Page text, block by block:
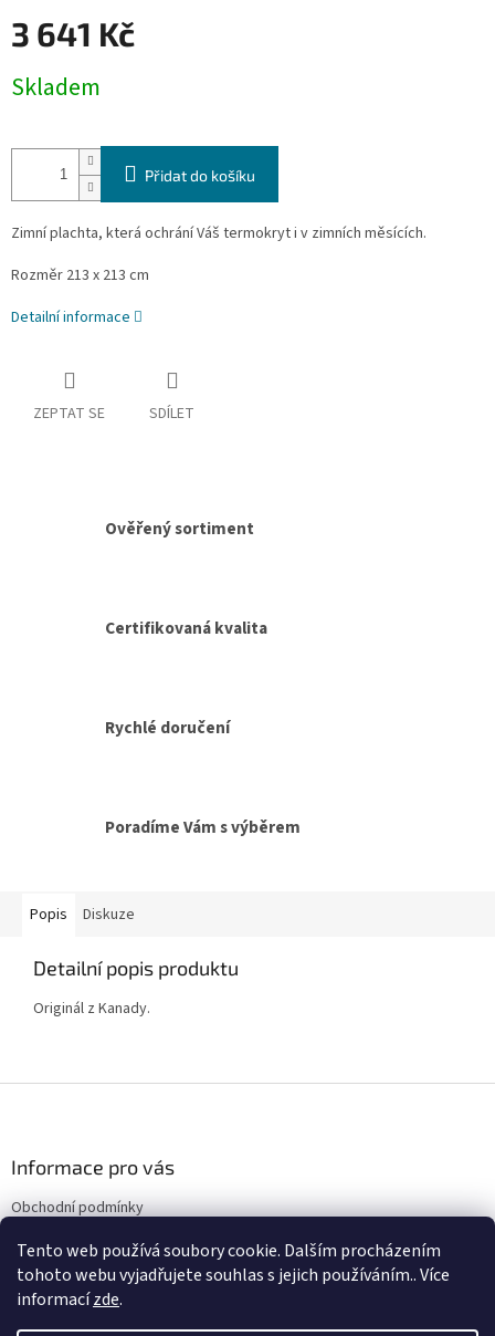
Tento web používá soubory cookie. Dalším procházením
tohoto webu vyjadřujete souhlas s jejich používáním.. Více
informacízde.
3 641 Kč
cena:
Skladem
Přidat do košíku
Zimní plachta, která ochrání Váš termokryt i v zimních měsících.
Rozměr 213 x 213 cm
Detailní informace
ZEPTAT SE SDÍLET
Ověřený sortiment
Certifikovaná kvalita
Rychlé doručení
Poradíme Vám s výběrem
Popis Diskuze
Detailní popis produktu
Originál z Kanady.
í
Informace pro vás
Obchodní podmínky
Kontakty